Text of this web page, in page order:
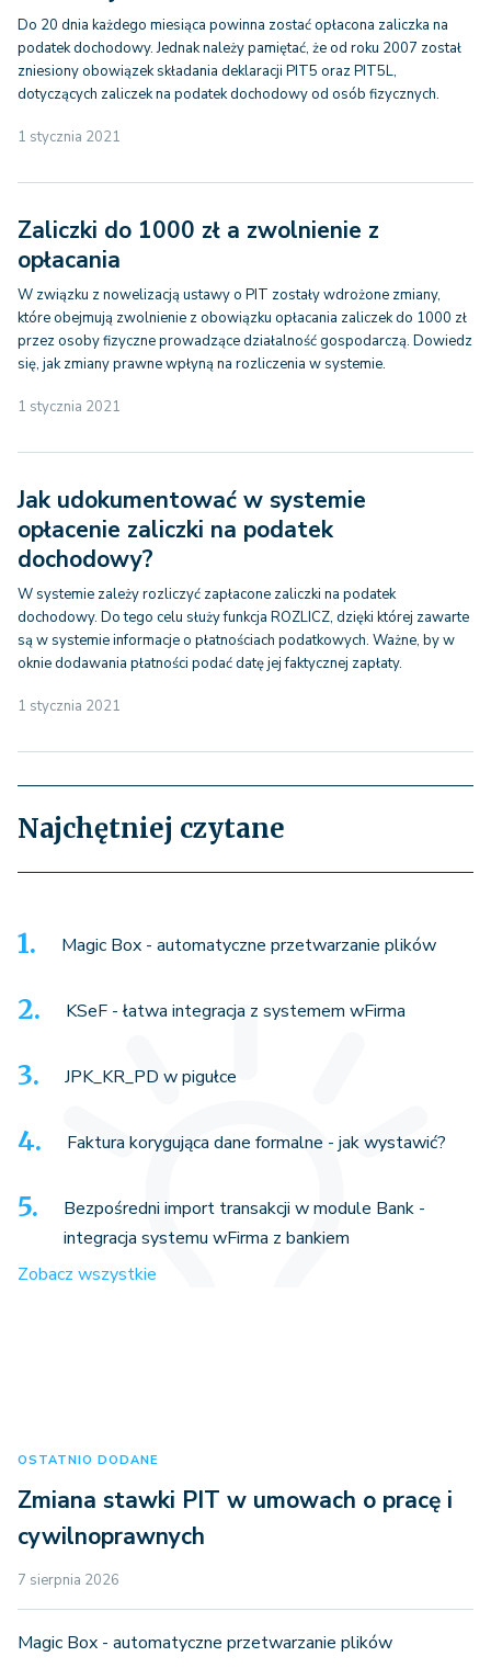
Do 20 dnia każdego miesiąca powinna zostać opłacona zaliczka na
podatek dochodowy. Jednak należy pamiętać, że od roku 2007 został
zniesiony obowiązek składania deklaracji PIT5 oraz PIT5L,
dotyczących zaliczek na podatek dochodowy od osób fizycznych.
1 stycznia 2021
Zaliczki do 1000 zł a zwolnienie z
opłacania
W związku z nowelizacją ustawy o PIT zostały wdrożone zmiany,
które obejmują zwolnienie z obowiązku opłacania zaliczek do 1000 zł
przez osoby fizyczne prowadzące działalność gospodarczą. Dowiedz
się, jak zmiany prawne wpłyną na rozliczenia w systemie.
1 stycznia 2021
Jak udokumentować w systemie
opłacenie zaliczki na podatek
dochodowy?
W systemie zależy rozliczyć zapłacone zaliczki na podatek
dochodowy. Do tego celu służy funkcja ROZLICZ, dzięki której zawarte
są w systemie informacje o płatnościach podatkowych. Ważne, by w
oknie dodawania płatności podać datę jej faktycznej zapłaty.
1 stycznia 2021
Najchętniej czytane
Magic Box - automatyczne przetwarzanie plików
KSeF - łatwa integracja z systemem wFirma
JPK_KR_PD w pigułce
Faktura korygująca dane formalne - jak wystawić?
Bezpośredni import transakcji w module Bank -
integracja systemu wFirma z bankiem
Zobacz wszystkie
OSTATNIO DODANE
Zmiana stawki PIT w umowach o pracę i
cywilnoprawnych
7 sierpnia 2026
Magic Box - automatyczne przetwarzanie plików